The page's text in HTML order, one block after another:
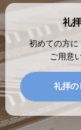
礼
初めての方
ご用意
礼拝の